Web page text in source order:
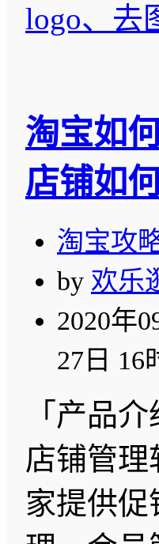
logo、去
淘宝如
店铺如
淘宝攻
by 欢乐
2020年
27日 16
「产品
店铺管理
家提供